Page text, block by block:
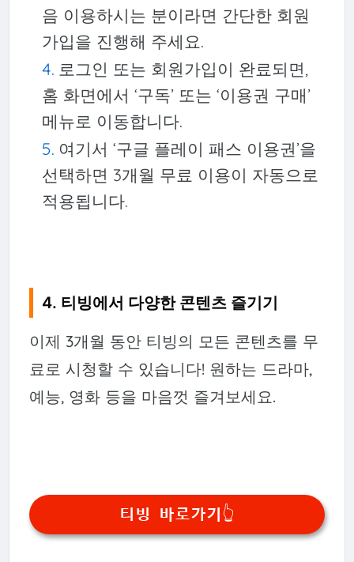
음 이용하시는 분이라면 간단한 회원
가입을 진행해 주세요.
로그인 또는 회원가입이 완료되면,
홈 화면에서 ‘구독’ 또는 ‘이용권 구매’
메뉴로 이동합니다.
여기서 ‘구글 플레이 패스 이용권’을
선택하면 3개월 무료 이용이 자동으로
적용됩니다.
4. 티빙에서 다양한 콘텐츠 즐기기
이제 3개월 동안 티빙의 모든 콘텐츠를 무
료로 시청할 수 있습니다! 원하는 드라마,
예능, 영화 등을 마음껏 즐겨보세요.
티빙 바로가기👆